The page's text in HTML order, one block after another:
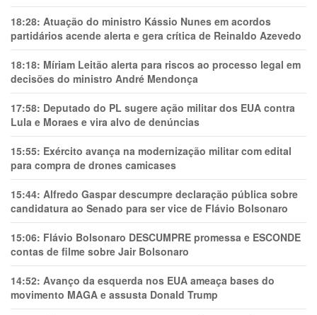
18:28: Atuação do ministro Kássio Nunes em acordos
partidários acende alerta e gera crítica de Reinaldo Azevedo
18:18: Míriam Leitão alerta para riscos ao processo legal em
decisões do ministro André Mendonça
17:58: Deputado do PL sugere ação militar dos EUA contra
Lula e Moraes e vira alvo de denúncias
15:55: Exército avança na modernização militar com edital
para compra de drones camicases
15:44: Alfredo Gaspar descumpre declaração pública sobre
candidatura ao Senado para ser vice de Flávio Bolsonaro
15:06: Flávio Bolsonaro DESCUMPRE promessa e ESCONDE
contas de filme sobre Jair Bolsonaro
14:52: Avanço da esquerda nos EUA ameaça bases do
movimento MAGA e assusta Donald Trump